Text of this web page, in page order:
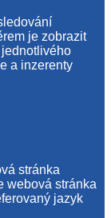
je zobrazit
a inzerenty
stránka
webová stránka
jazyk